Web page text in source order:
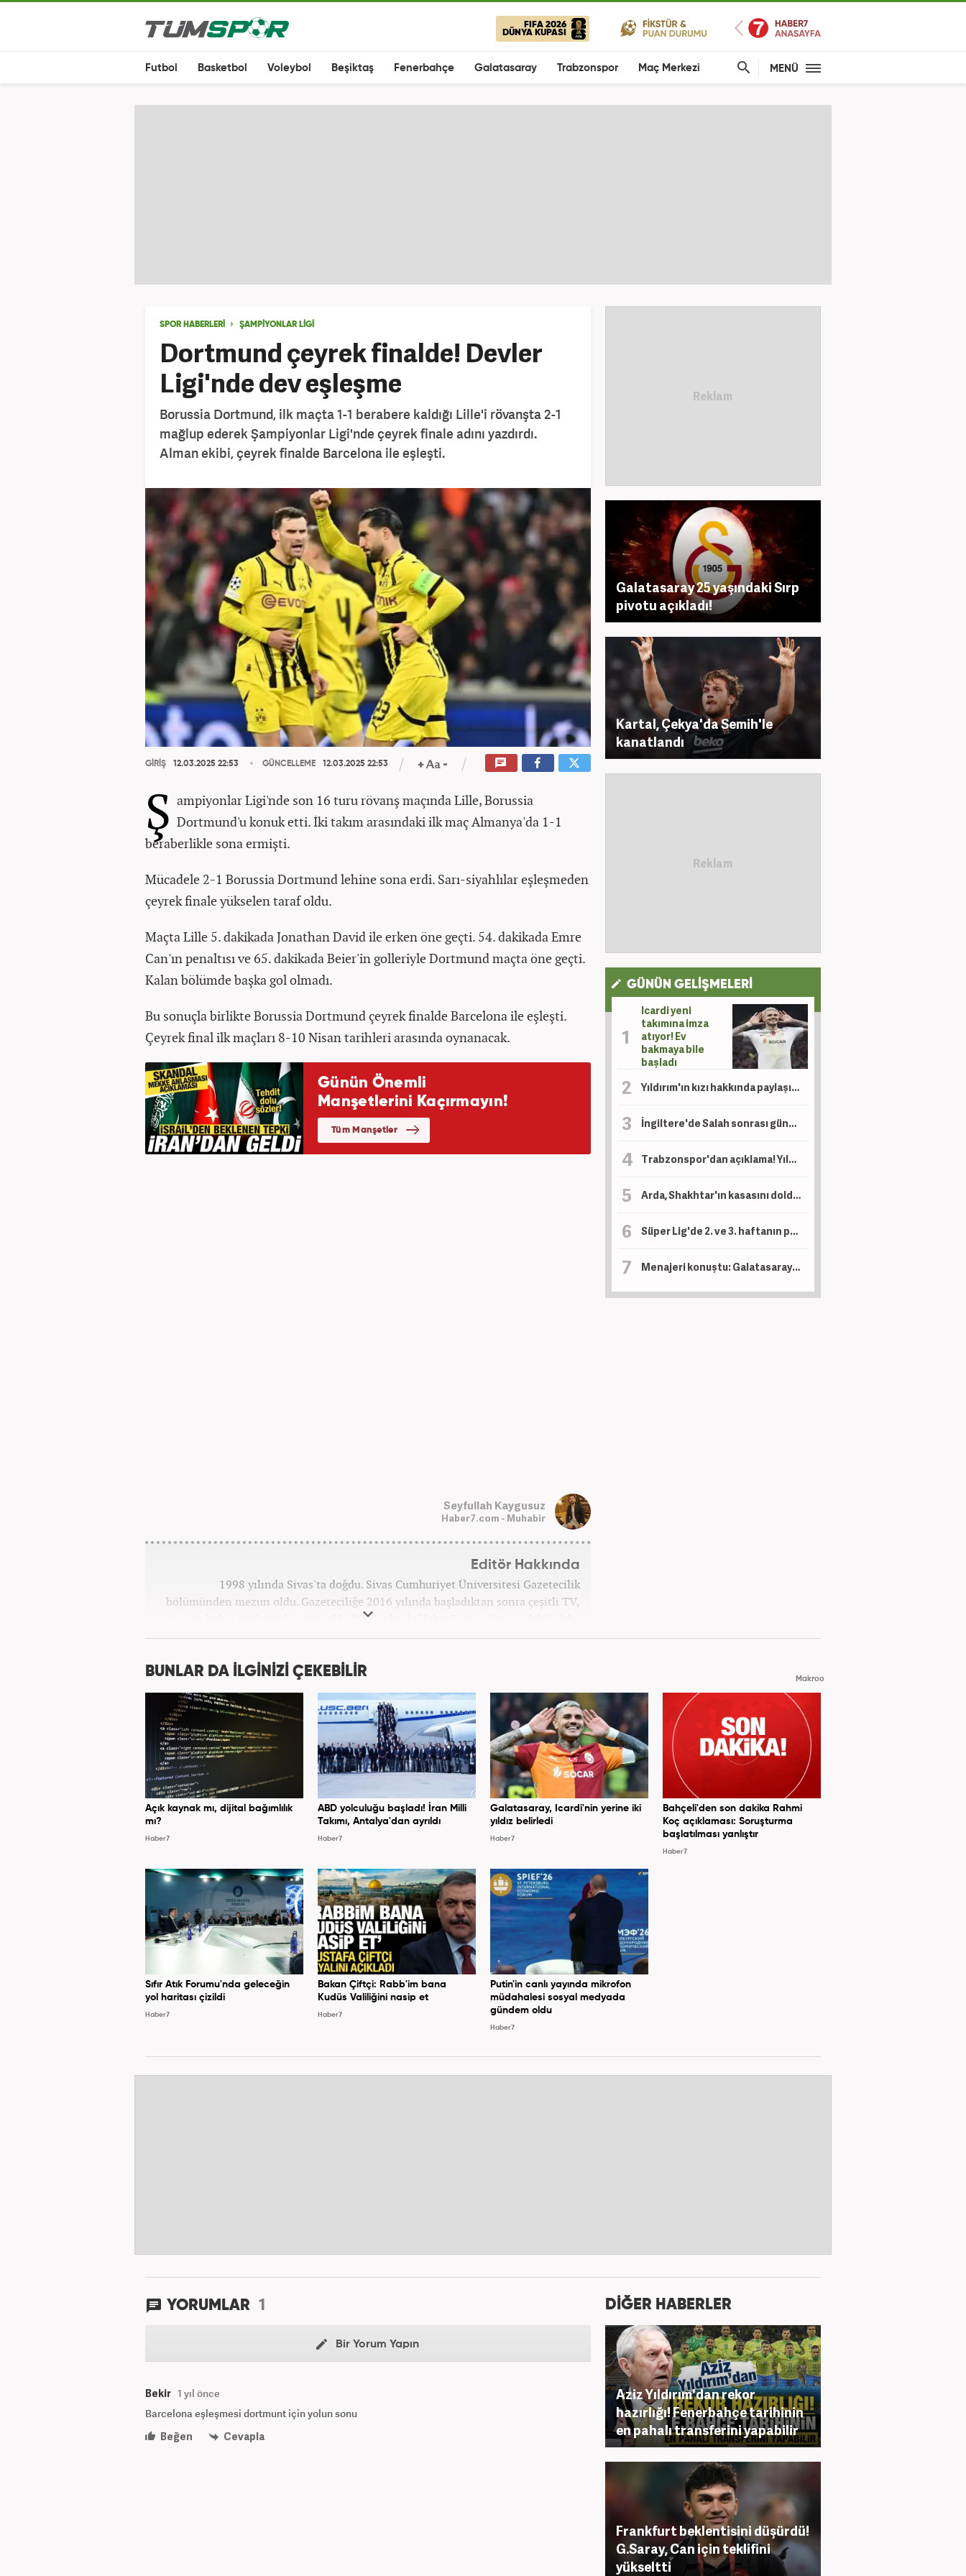
FIFA 2026
DÜNYA KUPASI
Futbol Basketbol Voleybol Beşiktaş Fenerbahçe Galatasaray Trabzonspor Maç Merkezi MENÜ
SPOR HABERLERİ ŞAMPİYONLAR LİGİ
Dortmund çeyrek finalde! Devler
Ligi'nde dev eşleşme
Borussia Dortmund, ilk maçta 1-1 berabere kaldığı Lille'i rövanşta 2-1
mağlup ederek Şampiyonlar Ligi'nde çeyrek finale adını yazdırdı.
Alman ekibi, çeyrek finalde Barcelona ile eşleşti.
GİRİŞ 12.03.2025 22:53 GÜNCELLEME 12.03.2025 22:53
Ş ampiyonlar Ligi'nde son 16 turu rövanş maçında Lille, Borussia
Dortmund'u konuk etti. İki takım arasındaki ilk maç Almanya'da 1-1
beraberlikle sona ermişti.
Mücadele 2-1 Borussia Dortmund lehine sona erdi. Sarı-siyahlılar eşleşmeden
çeyrek finale yükselen taraf oldu.
Maçta Lille 5. dakikada Jonathan David ile erken öne geçti. 54. dakikada Emre
Can'ın penaltısı ve 65. dakikada Beier'in golleriyle Dortmund maçta öne geçti.
Kalan bölümde başka gol olmadı.
Bu sonuçla birlikte Borussia Dortmund çeyrek finalde Barcelona ile eşleşti.
Çeyrek final ilk maçları 8-10 Nisan tarihleri arasında oynanacak.
Seyfullah Kaygusuz
Haber7.com - Muhabir
Editör Hakkında
1998 yılında Sivas'ta doğdu. Sivas Cumhuriyet Üniversitesi Gazetecilik
bölümünden mezun oldu. Gazeteciliğe 2016 yılında başladıktan sonra çeşitli TV,
ajans ve haber sitelerinde görev aldı. 2021 yılında Haber7.com ailesine dahil oldu.
Osmanlıca ve İngilizce bilmektedir. Mesleki hayatına Haber7.com’da devam
Galatasaray 25 yaşındaki Sırp
pivotu açıkladı!
Kartal, Çekya'da Semih'le
kanatlandı
GÜNÜN GELİŞMELERİ
Icardi yeni
takımına imza
atıyor! Ev
bakmaya bile
başladı
Yıldırım'ın kızı hakkında paylaşım yapan şahıs için tutuklama talebi!
İngiltere'de Salah sonrası gündem Türkiye: Süper Lig, Suudi Arabistan'a rakip oldu!
Trabzonspor'dan açıklama! Yıldız oyuncu operasyon geçirdi
Arda, Shakhtar'ın kasasını dolduracak! Devler prensinin peşinde
Süper Lig'de 2. ve 3. haftanın programları belli oldu! Beşiktaş maçına özel 'Ayar'
Menajeri konuştu: Galatasaray'dan gelen mektup var!
BUNLAR DA İLGİNİZİ ÇEKEBİLİR Makroo
Açık kaynak mı, dijital bağımlılık
mı?
Haber7
ABD yolculuğu başladı! İran Milli
Takımı, Antalya'dan ayrıldı
Haber7
Galatasaray, Icardi'nin yerine iki
yıldız belirledi
Haber7
Bahçeli'den son dakika Rahmi
Koç açıklaması: Soruşturma
başlatılması yanlıştır
Haber7
Sıfır Atık Forumu'nda geleceğin
yol haritası çizildi
Haber7
Bakan Çiftçi: Rabb'im bana
Kudüs Valiliğini nasip et
Haber7
Putin'in canlı yayında mikrofon
müdahalesi sosyal medyada
gündem oldu
Haber7
YORUMLAR 1
Bir Yorum Yapın
Bekir 1 yıl önce
Barcelona eşleşmesi dortmunt için yolun sonu
Beğen
Cevapla
DİĞER HABERLER
Aziz Yıldırım'dan rekor
hazırlığı! Fenerbahçe tarihinin
en pahalı transferini yapabilir
Frankfurt beklentisini düşürdü!
G.Saray, Can için teklifini
yükseltti